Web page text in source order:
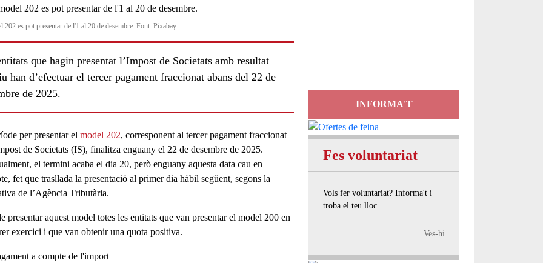
202 es pot presentar de l'1 al 20 de desembre. Font: Pixabay
que hagin presentat l’Impost de Societats amb resultat
han d’efectuar el tercer pagament fraccionat abans del 22 de
de 2025.
per presentar el model 202, corresponent al tercer pagament fraccionat
de Societats (IS), finalitza enguany el 22 de desembre de 2025.
el termini acaba el dia 20, però enguany aquesta data cau en
, fet que trasllada la presentació al primer dia hàbil següent, segons la
de l’Agència Tributària.
presentar aquest model totes les entitats que van presentarel model 200en
exercici i que van obtenir una quota positiva.
a compte de l'import
INFORMA'T
Fes voluntariat
Vols fer voluntariat? Informa't i
troba el teu lloc
Ves-hi